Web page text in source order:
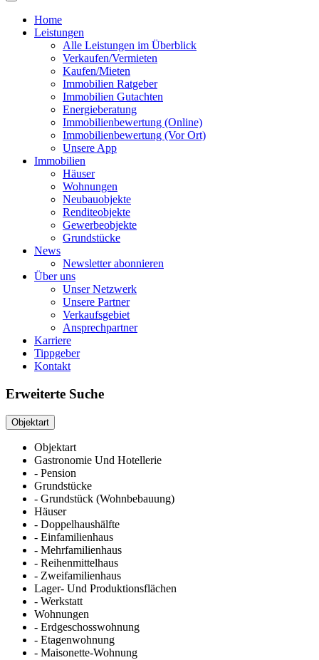
Home
Leistungen
Alle Leistungen im Überblick
Verkaufen/Vermieten
Kaufen/Mieten
Immobilien Ratgeber
Immobilien Gutachten
Energieberatung
Immobilienbewertung (Online)
Immobilienbewertung (Vor Ort)
Unsere App
Immobilien
Häuser
Wohnungen
Neubauobjekte
Renditeobjekte
Gewerbeobjekte
Grundstücke
News
Newsletter abonnieren
Über uns
Unser Netzwerk
Unsere Partner
Verkaufsgebiet
Ansprechpartner
Karriere
Tippgeber
Kontakt
Erweiterte Suche
Objektart
Objektart
Gastronomie Und Hotellerie
- Pension
Grundstücke
- Grundstück (Wohnbebauung)
Häuser
- Doppelhaushälfte
- Einfamilienhaus
- Mehrfamilienhaus
- Reihenmittelhaus
- Zweifamilienhaus
Lager- Und Produktionsflächen
- Werkstatt
Wohnungen
- Erdgeschosswohnung
- Etagenwohnung
- Maisonette-Wohnung